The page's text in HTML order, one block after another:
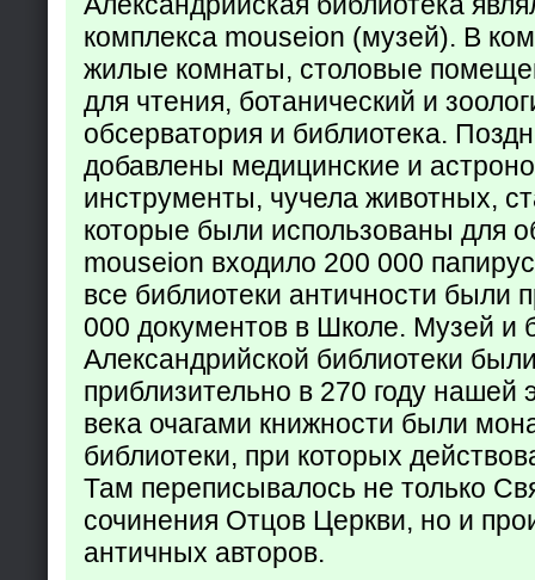
комплекса mouseion (музей). В
жилые комнаты, столовые
для чтения, ботанический и
обсерватория и библиотека.
добавлены медицинские и
инструменты, чучела животных,
которые были использованы для
mouseion входило 200 000
все библиотеки античности были
000 документов в Школе. Музей и
Александрийской библиотеки
приблизительно в 270 году
века очагами книжности были
библиотеки, при которых
Там переписывалось не только
сочинения Отцов Церкви, но и
античных авторов.